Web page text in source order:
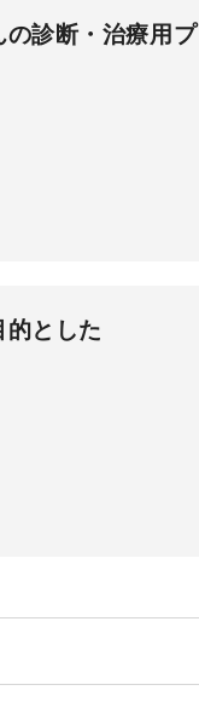
診断・治療用プ
とした